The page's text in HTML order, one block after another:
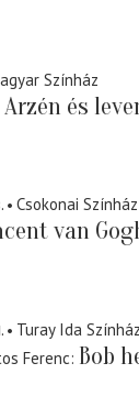
Színház
Arzén és
Csokonai
van
Turay Ida Színház
Ferenc Bob